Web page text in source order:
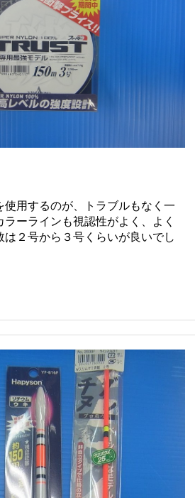
使用するのが、トラブルもなく一
ーラインも視認性がよく、よく
は２号から３号くらいが良いでし